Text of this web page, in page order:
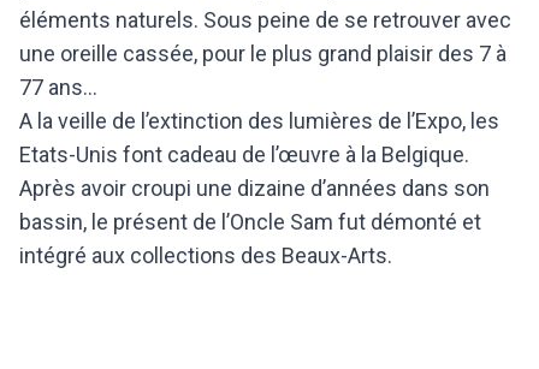
éléments naturels. Sous peine de se retrouver avec
une oreille cassée, pour le plus grand plaisir des 7 à
77 ans...
A la veille de l’extinction des lumières de l’Expo, les
Etats-Unis font cadeau de l’œuvre à la Belgique.
Après avoir croupi une dizaine d’années dans son
bassin, le présent de l’Oncle Sam fut démonté et
intégré aux collections des Beaux-Arts.